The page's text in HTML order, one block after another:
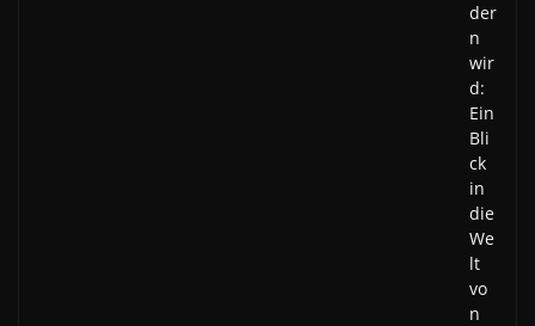
der
n
wir
d:
Ein
Bli
ck
in
die
We
lt
vo
n